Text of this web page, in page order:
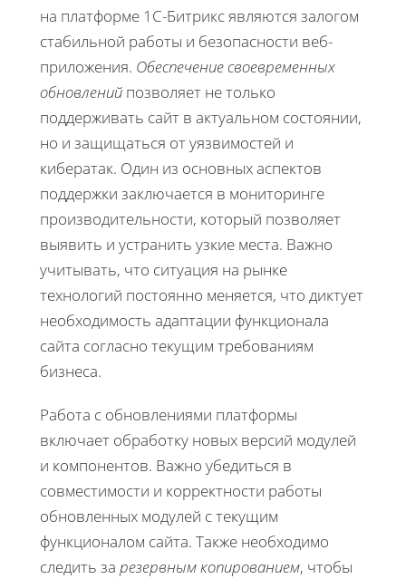
на платформе 1С-Битрикс являются залогом
стабильной работы и безопасности веб-
приложения. Обеспечение своевременных
обновлений позволяет не только
поддерживать сайт в актуальном состоянии,
но и защищаться от уязвимостей и
кибератак. Один из основных аспектов
поддержки заключается в мониторинге
производительности, который позволяет
выявить и устранить узкие места. Важно
учитывать, что ситуация на рынке
технологий постоянно меняется, что диктует
необходимость адаптации функционала
сайта согласно текущим требованиям
бизнеса.
Работа с обновлениями платформы
включает обработку новых версий модулей
и компонентов. Важно убедиться в
совместимости и корректности работы
обновленных модулей с текущим
функционалом сайта. Также необходимо
следить за резервным копированием, чтобы